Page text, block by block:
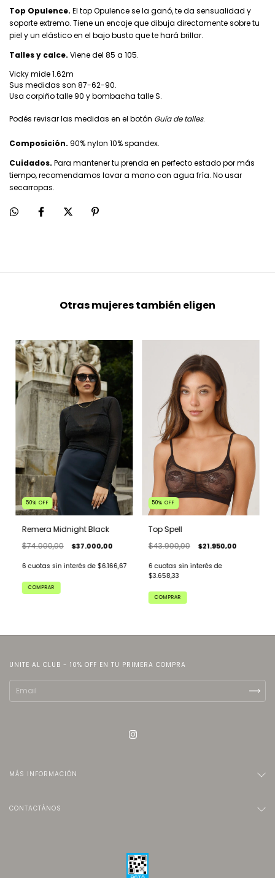
Top Opulence. El top Opulence se la ganó, te da sensualidad y
soporte extremo. Tiene un encaje que dibuja directamente sobre tu
piel y un elástico en el bajo busto que te hará brillar.
Talles y calce. Viene del 85 a 105.
Vicky mide 1.62m
Sus medidas son 87-62-90.
Usa corpiño talle 90 y bombacha talle S.
Podés revisar las medidas en el botón Guía de talles.
Composición. 90% nylon 10% spandex.
Cuidados. Para mantener tu prenda en perfecto estado por más
tiempo, recomendamos lavar a mano con agua fría. No usar
secarropas.
Otras mujeres también eligen
50% OFF
Remera Midnight Black
$74.000,00
$37.000,00
6 cuotas sin interés de $6.166,67
COMPRAR
50%OFF
Top Spell
$43.900,00
$21.950,00
6 cuotas sin interés de
$3.658,33
COMPRAR
UNITE AL CLUB - 10% OFF EN TU PRIMERA COMPRA
MÁS INFORMACIÓN
CONTACTÁNOS